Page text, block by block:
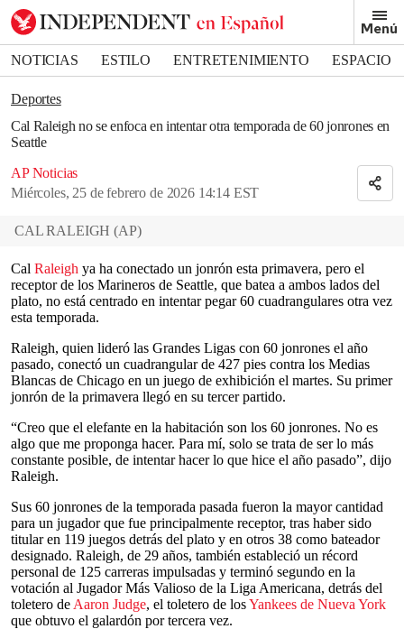
Menú
NOTICIAS ESTILO ENTRETENIMIENTO
ESPACIO
DEPORTES
Deportes
Cal Raleigh no se enfoca en intentar otra temporada de 60 jonrones en
Seattle
AP Noticias
Miércoles, 25 de febrero de 2026 14:14 EST
Bookmark popover
Removed from bookmarks
Close popover
CAL RALEIGH (AP)
Cal Raleigh ya ha conectado un jonrón esta primavera, pero el
receptor de los Marineros de Seattle, que batea a ambos lados del
plato, no está centrado en intentar pegar 60 cuadrangulares otra vez
esta temporada.
Raleigh, quien lideró las Grandes Ligas con 60 jonrones el año
pasado, conectó un cuadrangular de 427 pies contra los Medias
Blancas de Chicago en un juego de exhibición el martes. Su primer
jonrón de la primavera llegó en su tercer partido.
“Creo que el elefante en la habitación son los 60 jonrones. No es
algo que me proponga hacer. Para mí, solo se trata de ser lo más
constante posible, de intentar hacer lo que hice el año pasado”, dijo
Raleigh.
Sus 60 jonrones de la temporada pasada fueron la mayor cantidad
para un jugador que fue principalmente receptor, tras haber sido
titular en 119 juegos detrás del plato y en otros 38 como bateador
designado. Raleigh, de 29 años, también estableció un récord
personal de 125 carreras impulsadas y terminó segundo en la
votación al Jugador Más Valioso de la Liga Americana, detrás del
toletero de Aaron Judge, el toletero de losYankees de Nueva York
que obtuvo el galardón por tercera vez.